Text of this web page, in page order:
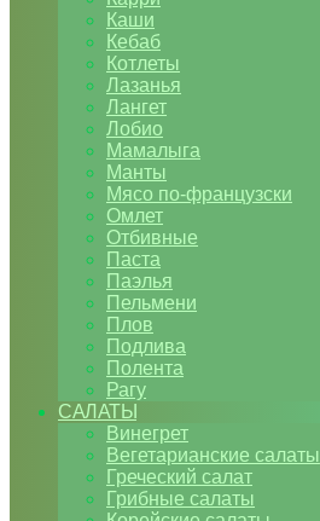
Каши
Кебаб
Котлеты
Лазанья
Лангет
Лобио
Мамалыга
Манты
Мясо по-французски
Омлет
Отбивные
Паста
Паэлья
Пельмени
Плов
Подлива
Полента
Рагу
САЛАТЫ
Винегрет
Вегетарианские салаты
Греческий салат
Грибные салаты